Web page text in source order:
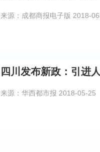
来源：成都商报电子版 2018-
四川发布新政：引进
来源：华西都市报 2018-05-25